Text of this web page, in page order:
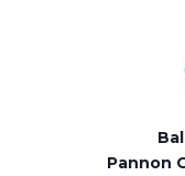
Pannon